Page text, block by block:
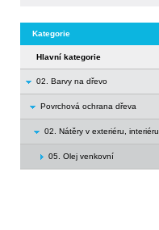
Kategorie
Hlavní kategorie
02. Barvy na dřevo
Povrchová ochrana dřeva
02. Nátěry v exteriéru, interiéru
05. Olej venkovní